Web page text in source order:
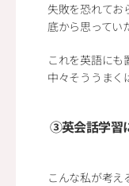
失敗を恐れてお
底から思ってい
これを英語にも
中々そううまく
③英会話学習
こんな私が考え